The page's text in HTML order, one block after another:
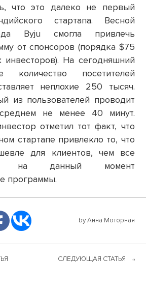
что это далеко не первый
стартапа. Весной
Byju смогла привлечь
от спонсоров (порядка $75
инвесторов). На сегодняшний
количество посетителей
неплохие 250 тысяч.
из пользователей проводит
не менее 40 минут.
отметил тот факт, что
стартапе привлекло то, что
для клиентов, чем все
на данный момент
программы.
by Анна Моторная
СЛЕДУЮЩАЯ СТАТЬЯ